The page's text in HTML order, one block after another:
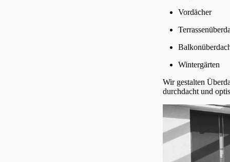
Vordächer
Wintergärten
Wir gestalten
durchdacht und